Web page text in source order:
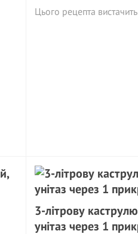
Цього рецепта
3-літрову
унітаз через 1